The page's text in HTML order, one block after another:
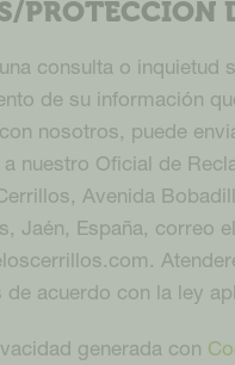
PROTECCIÓN
consulta o inquietud
de su información
nosotros, puede
nuestro Oficial de
Avenida
Jaén, España, correo
de acuerdo con la ley
generada con